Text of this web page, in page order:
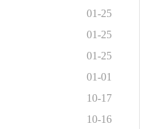
01-25
01-25
01-25
01-01
10-17
10-16